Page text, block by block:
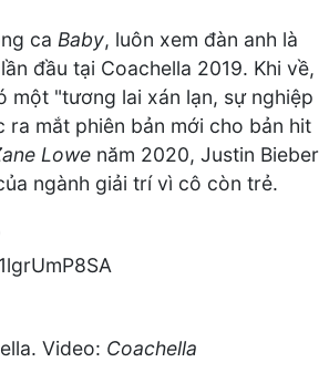
ca Baby, luôn xem đàn anh là
đầu tại Coachella 2019. Khi về,
một "tương lai xán lạn, sự nghiệp
ra mắt phiên bản mới cho bản hit
Lowe năm 2020, Justin Bieber
ngành giải trí vì cô còn trẻ.
Video: Coachella